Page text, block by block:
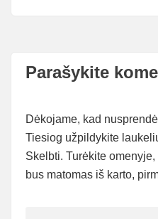
Parašykite
Dėkojame, kad
Tiesiog užpildykite
Skelbti. Turėkite
bus matomas iš karto,